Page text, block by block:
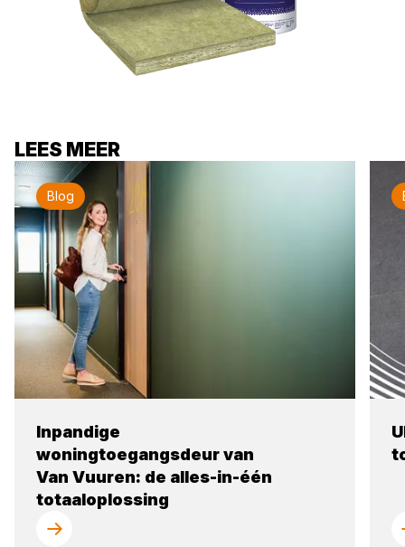
LEES MEER
Blog
Inpandige
woningtoegangsdeur van
Van Vuuren: de alles-in-één
totaaloplossing